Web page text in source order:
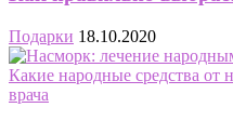
Подарки 18.10.2020